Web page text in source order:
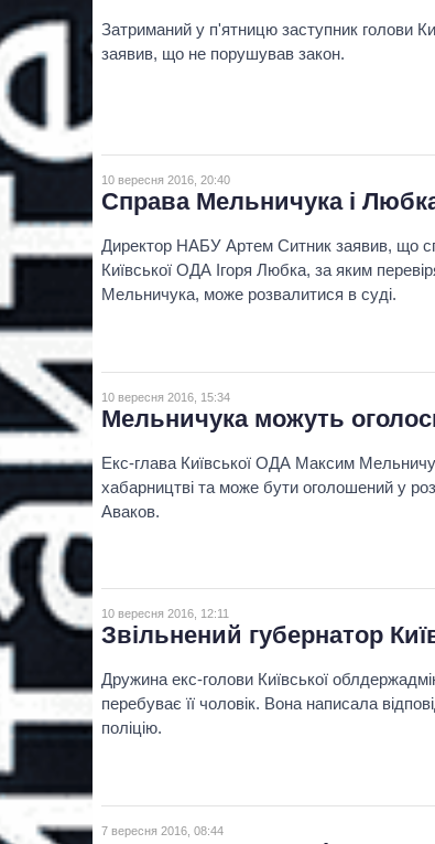
Затриманий у п'ятницю заступник голови
заявив, що не порушував закон.
10 вересня 2016, 20:40
Справа Мельничука і
Директор НАБУ Артем Ситник заявив, що
Київської ОДА Ігоря Любка, за яким
Мельничука, може розвалитися в суді.
10 вересня 2016, 15:34
Мельничука можуть
Екс-глава Київської ОДА Максим
хабарництві та може бути оголошений у
Аваков.
10 вересня 2016, 12:11
Звільнений губернатор
Дружина екс-голови Київської
перебуває її чоловік. Вона написала
поліцію.
7 вересня 2016, 08:44